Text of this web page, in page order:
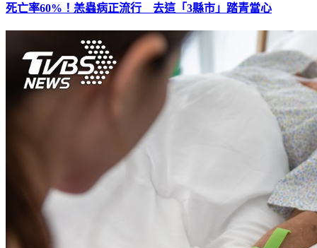
死亡率60%！恙蟲病正流行 去這「3縣市」踏青當心